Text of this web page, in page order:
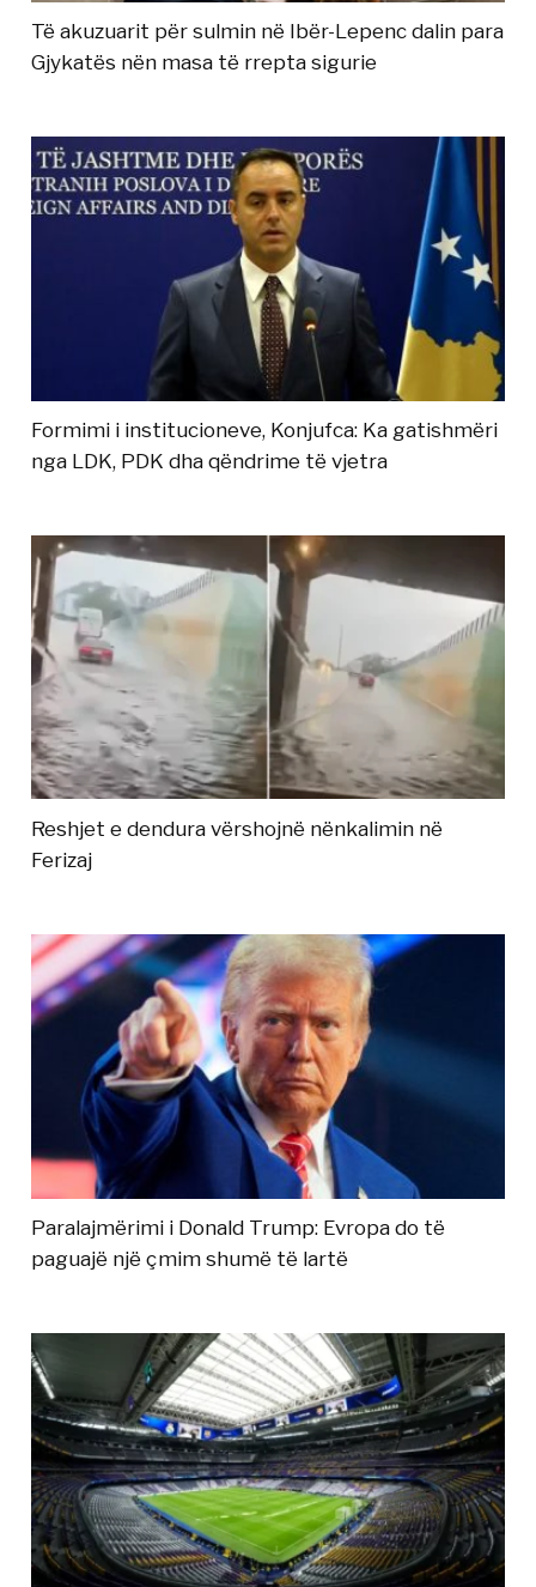
Të akuzuarit për sulmin në Ibër-Lepenc dalin para
Gjykatës nën masa të rrepta sigurie
Formimi i institucioneve, Konjufca: Ka gatishmëri
nga LDK, PDK dha qëndrime të vjetra
Reshjet e dendura vërshojnë nënkalimin në
Ferizaj
Paralajmërimi i Donald Trump: Evropa do të
paguajë një çmim shumë të lartë